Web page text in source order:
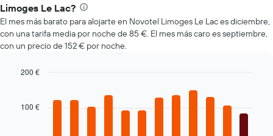
Limoges Le Lac?
El mes más barato para alojarte en Novotel Limoges Le Lac es diciembre,
con una tarifa media por noche de 85 €. El mes más caro es septiembre,
con un precio de 152 € por noche.
with
100 €
200 €